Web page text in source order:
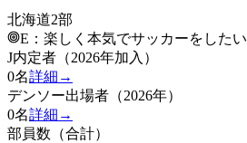
北海道2部
E：楽しく本気でサッカーをしたい
J内定者（2026年加入）
0名詳細→
デンソー出場者（2026年）
0名詳細→
部員数（合計）